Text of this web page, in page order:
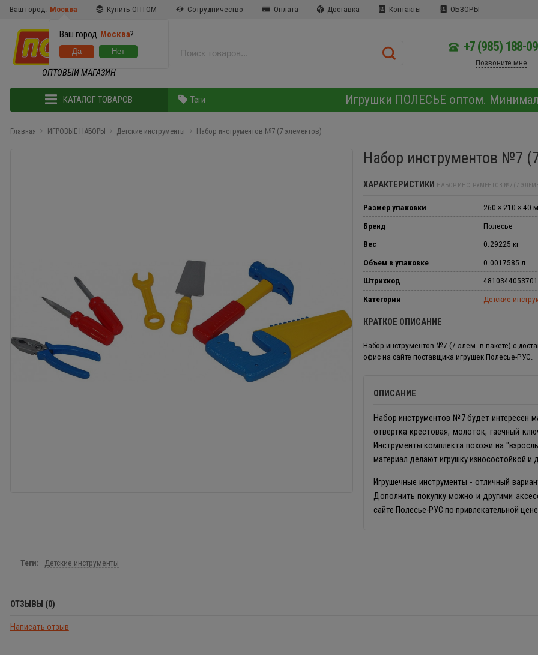
Ваш город: Москва
Ваш город Москва?
Купить ОПТОМ Сотрудничество Оплата Доставка Контакты ОБЗОРЫ
ОПТОВЫЙ МАГАЗИН
+7 (985) 188-
Позвоните мне
КАТАЛОГ ТОВАРОВ Теги Игрушки ПОЛЕСЬЕ оптом.
Главная ИГРОВЫЕ НАБОРЫ Детские инструменты Набор инструментов №7 (7 элементов)
Набор инструментов №7
ХАРАКТЕРИСТИКИ НАБОР ИНСТРУМЕНТОВ №7 (7
Размер упаковки
260 × 210 × 40
Бренд
Полесье
Вес
0.29225 кг
Объем в упаковке
0.0017585 л
Штрихкод
4810344053701
Категории
Детские
КРАТКОЕ ОПИСАНИЕ
Набор инструментов №7 (7 элем. в пакете) с
офис на сайте поставщика игрушек Полесье-РУС.
ОПИСАНИЕ
Набор инструментов №7 будет интересен
отвертка крестовая, молоток, гаечный
Инструменты комплекта похожи на
материал делают игрушку износостойкой и
Игрушечные инструменты - отличный
Дополнить покупку можно и другими
сайте Полесье-РУС по привлекательной
Теги: Детские инструменты
ОТЗЫВЫ (0)
Написать отзыв